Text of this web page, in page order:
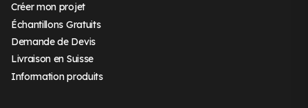
Créer mon projet
Échantillons Gratuits
Demande de Devis
Livraison en Suisse
Information produits